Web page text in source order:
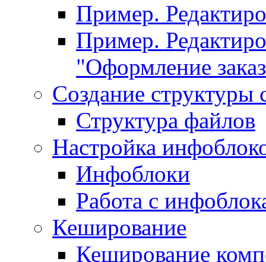
Пример.
Пример.
"Оформление
Создание структуры
Структура файлов
Настройка
Инфоблоки
Работа с
Кеширование
Кеширование